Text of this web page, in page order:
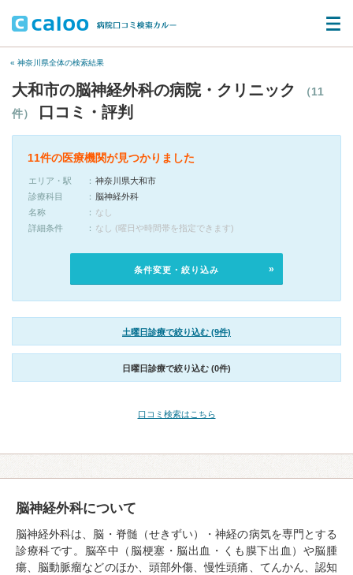
« 神奈川県全体の検索結果
大和市の脳神経外科の病院・クリニック
（11
件）
口コミ・評判
11件の医療機関が見つかりました
エリア・駅
神奈川県大和市
診療科目
脳神経外科
名称
なし
詳細条件
なし (曜日や時間帯を指定できます)
条件変更・絞り込み
土曜日診療で絞り込む (9件)
日曜日診療で絞り込む (0件)
口コミ検索はこちら
脳神経外科について
脳神経外科は、脳・脊髄（せきずい）・神経の病気を専門とする
診療科です。脳卒中（脳梗塞・脳出血・くも膜下出血）や脳腫
瘍、脳動脈瘤などのほか、頭部外傷、慢性頭痛、てんかん、認知